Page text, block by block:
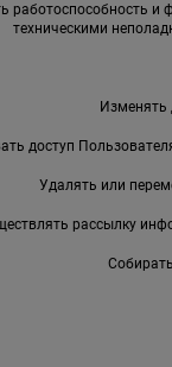
работоспособность
техническими
Изменять
доступ
Удалять или
рассылку